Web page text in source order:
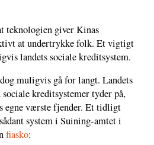
teknologien giver Kinas
at undertrykke folk. Et vigtigt
landets sociale kreditsystem.
muligvis gå for langt. Landets
kreditsystemer tyder på,
egne værste fjender. Et tidligt
system i Suining-amtet i
fiasko: